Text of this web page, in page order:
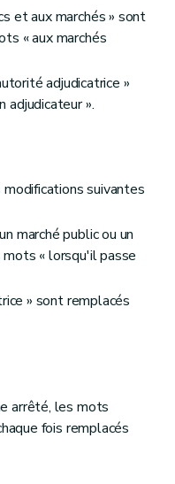
et aux marchés » sont
« aux marchés
adjudicatrice »
adjudicateur ».
suivantes
marché public ou un
« lorsqu'il passe
» sont remplacés
arrêté, les mots
fois remplacés